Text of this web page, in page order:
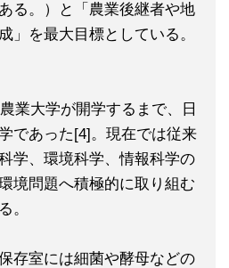
る。）と「農業後継者や地
」を最大目標としている。
業大学が開学するまで、日
であった[4]。現在では従来
学、環境科学、情報科学の
境問題へ積極的に取り組む
。
存室には細菌や酵母などの